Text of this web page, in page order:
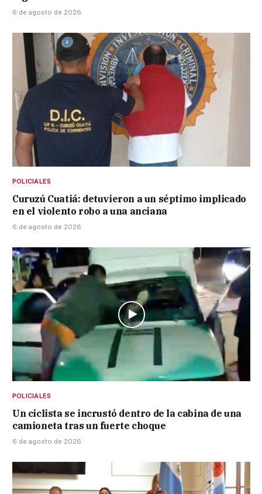
6 de agosto de 2026
POLICIALES
Curuzú Cuatiá: detuvieron a un séptimo implicado
en el violento robo a una anciana
6 de agosto de 2026
POLICIALES
Un ciclista se incrustó dentro de la cabina de una
camioneta tras un fuerte choque
6 de agosto de 2026